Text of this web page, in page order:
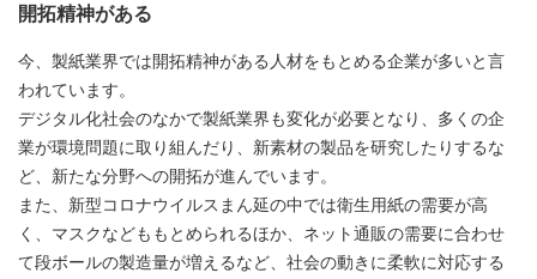
開拓精神がある
今、製紙業界では開拓精神がある人材をもとめる企業が多いと言
われています。
デジタル化社会のなかで製紙業界も変化が必要となり、多くの企
業が環境問題に取り組んだり、新素材の製品を研究したりするな
ど、新たな分野への開拓が進んでいます。
また、新型コロナウイルスまん延の中では衛生用紙の需要が高
く、マスクなどももとめられるほか、ネット通販の需要に合わせ
て段ボールの製造量が増えるなど、社会の動きに柔軟に対応する